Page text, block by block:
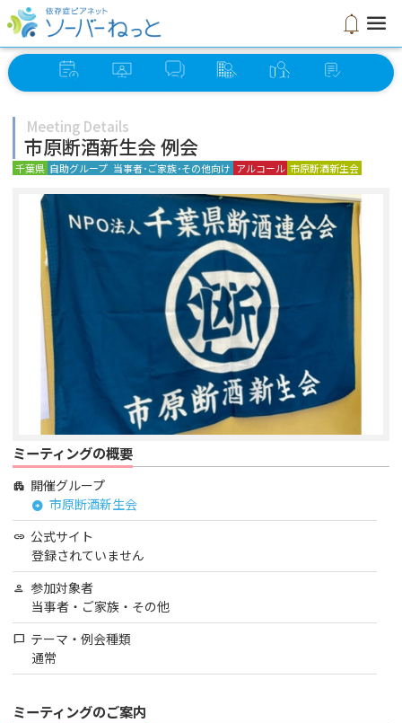
notifications menu
イベント オンライン ソーバー グループ ミーティング セルフ
Meeting Details
市原断酒新生会 例会
千葉県 自助グループ 当事者･ご家族･その他向け アルコール 市原断酒新生会
ミーティングの概要
apartment 開催グループ
arrow_circle_right 市原断酒新生会
link 公式サイト
登録されていません
person 参加対象者
当事者・ご家族・その他
chat_bubble テーマ・例会種類
通常
ミーティングのご案内